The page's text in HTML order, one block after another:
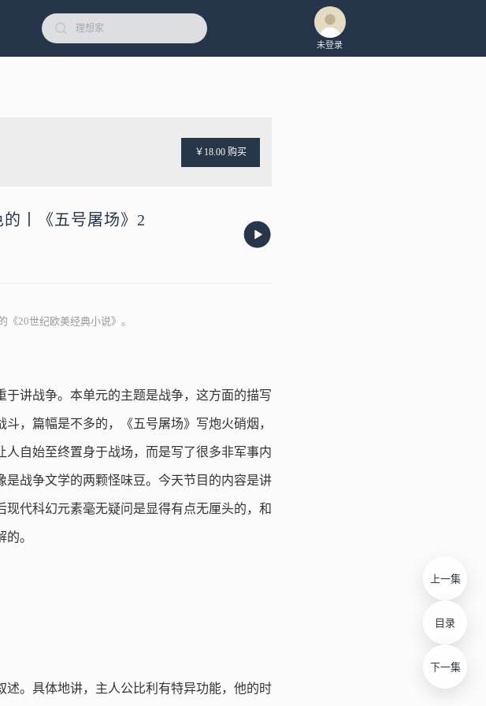
未登录
￥18.00 购买
丨《五号屠场》2
上一集
目录
下一集
20世纪欧美经典小说》。
于讲战争。本单元的主题是战争，这方面的描写
，篇幅是不多的，《五号屠场》写炮火硝烟，
自始至终置身于战场，而是写了很多非军事内
战争文学的两颗怪味豆。今天节目的内容是讲
现代科幻元素毫无疑问是显得有点无厘头的，和
。
。具体地讲，主人公比利有特异功能，他的时